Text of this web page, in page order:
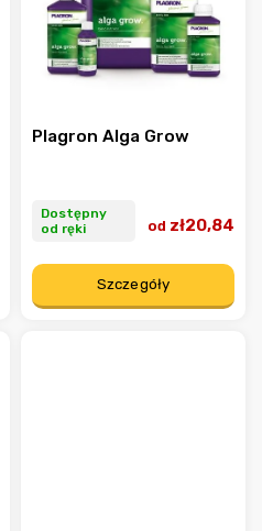
Plagron Alga Grow
Dostępny
od ręki
od zł20,84
Szczegóły